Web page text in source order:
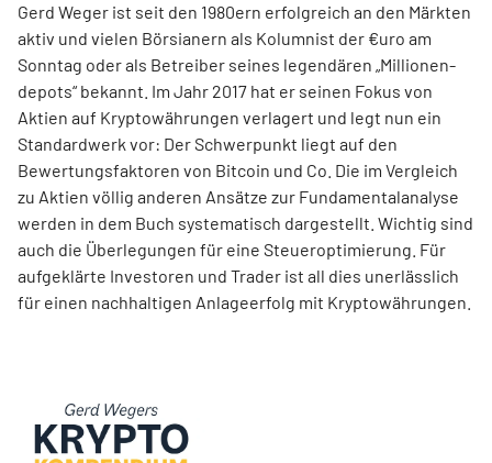
Gerd Weger ist seit den 1980ern erfolgreich an den Märkten
aktiv und vielen Börsianern als Kolumnist der €uro am
Sonntag oder als Betreiber seines legendären „Millionen­
depots“ bekannt. Im Jahr 2017 hat er seinen Fokus von
Aktien auf Kryptowährungen verlagert und legt nun ein
Standardwerk vor: Der Schwerpunkt liegt auf den
Bewertungsfaktoren von Bitcoin und Co. Die im Ver­gleich
zu Aktien völlig anderen Ansätze zur Fundamentalanalyse
werden in dem Buch systematisch dargestellt. Wichtig sind
auch die Überlegungen für eine Steueroptimierung. Für
aufgeklärte Investoren und Trader ist all dies unerlässlich
für einen nachhaltigen Anlageerfolg mit Kryptowährungen.